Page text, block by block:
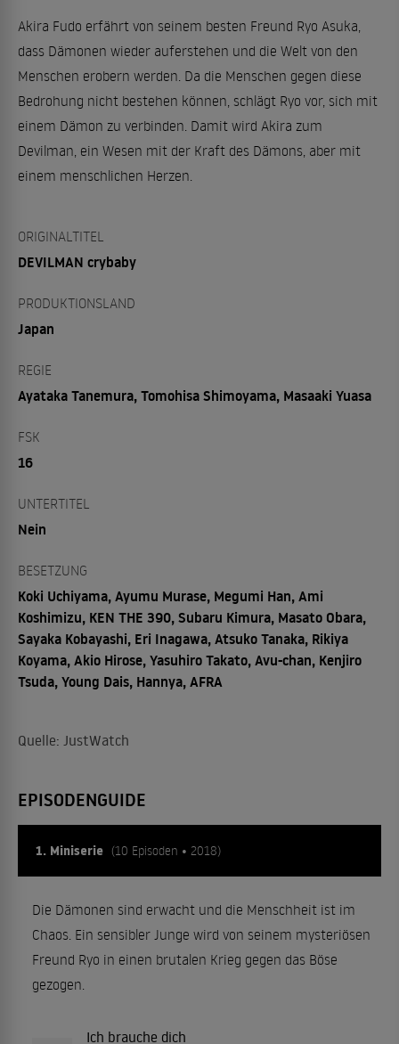
Akira Fudo erfährt von seinem besten Freund Ryo Asuka,
dass Dämonen wieder auferstehen und die Welt von den
Menschen erobern werden. Da die Menschen gegen diese
Bedrohung nicht bestehen können, schlägt Ryo vor, sich mit
einem Dämon zu verbinden. Damit wird Akira zum
Devilman, ein Wesen mit der Kraft des Dämons, aber mit
einem menschlichen Herzen.
ORIGINALTITEL
DEVILMAN crybaby
PRODUKTIONSLAND
Japan
REGIE
Ayataka Tanemura, Tomohisa Shimoyama, Masaaki Yuasa
FSK
16
UNTERTITEL
Nein
BESETZUNG
Koki Uchiyama, Ayumu Murase, Megumi Han, Ami
Koshimizu, KEN THE 390, Subaru Kimura, Masato Obara,
Sayaka Kobayashi, Eri Inagawa, Atsuko Tanaka, Rikiya
Koyama, Akio Hirose, Yasuhiro Takato, Avu-chan, Kenjiro
Tsuda, Young Dais, Hannya, AFRA
Quelle: JustWatch
EPISODENGUIDE
1. Miniserie (10 Episoden • 2018)
Die Dämonen sind erwacht und die Menschheit ist im
Chaos. Ein sensibler Junge wird von seinem mysteriösen
Freund Ryo in einen brutalen Krieg gegen das Böse
gezogen.
Ich brauche dich